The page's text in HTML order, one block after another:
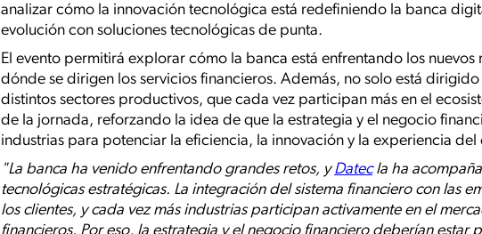
analizar cómo la innovación tecnológica está redefiniendo la banca
evolución con soluciones tecnológicas de punta.
El evento permitirá explorar cómo la banca está enfrentando los
dónde se dirigen los servicios financieros. Además, no solo está
distintos sectores productivos, que cada vez participan más en el
de la jornada, reforzando la idea de que la estrategia y el negocio
industrias para potenciar la eficiencia, la innovación y la experiencia del
"La banca ha venido enfrentando grandes retos, yDatecla ha
tecnológicas estratégicas. La integración del sistema financiero con las
los clientes, y cada vez más industrias participan activamente en el